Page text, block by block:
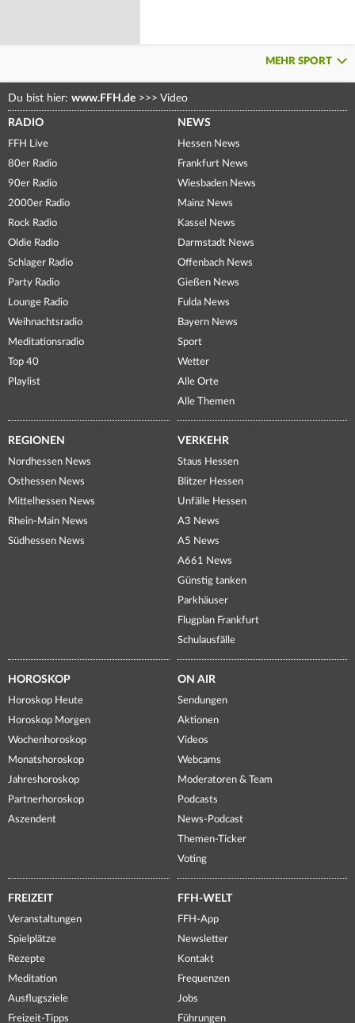
MEHR SPORT
Du bist hier: www.FFH.de >>> Video
RADIO
FFH Live
80er Radio
90er Radio
2000er Radio
Rock Radio
Oldie Radio
Schlager Radio
Party Radio
Lounge Radio
Weihnachtsradio
Meditationsradio
Top 40
Playlist
NEWS
Hessen News
Frankfurt News
Wiesbaden News
Mainz News
Kassel News
Darmstadt News
Offenbach News
Gießen News
Fulda News
Bayern News
Sport
Wetter
Alle Orte
Alle Themen
REGIONEN
Nordhessen News
Osthessen News
Mittelhessen News
Rhein-Main News
Südhessen News
VERKEHR
Staus Hessen
Blitzer Hessen
Unfälle Hessen
A3 News
A5 News
A661 News
Günstig tanken
Parkhäuser
Flugplan Frankfurt
Schulausfälle
HOROSKOP
Horoskop Heute
Horoskop Morgen
Wochenhoroskop
Monatshoroskop
Jahreshoroskop
Partnerhoroskop
Aszendent
ON AIR
Sendungen
Aktionen
Videos
Webcams
Moderatoren & Team
Podcasts
News-Podcast
Themen-Ticker
Voting
FREIZEIT
Veranstaltungen
Spielplätze
Rezepte
Meditation
Ausflugsziele
Freizeit-Tipps
FFH-WELT
FFH-App
Newsletter
Kontakt
Frequenzen
Jobs
Führungen